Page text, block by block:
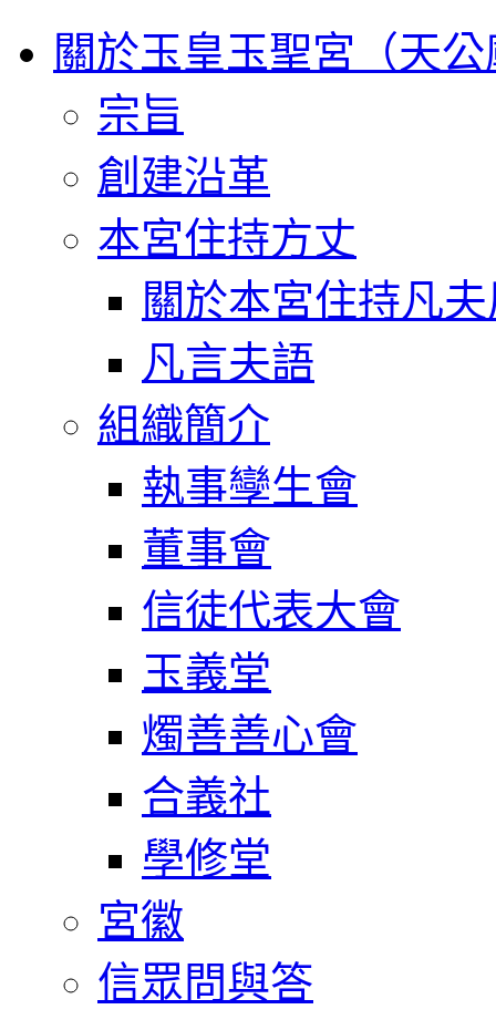
關於玉皇玉聖宮（天
宗旨
創建沿革
本宮住持方丈
關於本宮住持凡
凡言夫語
組織簡介
執事孿生會
董事會
信徒代表大會
玉義堂
燭善善心會
合義社
學修堂
宮徽
信眾問與答